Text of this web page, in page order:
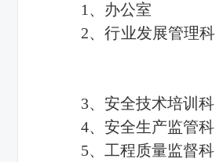
1、办公室
2、行业发
3、安全技术培训科
4、安全生产监管科
5、工程质量监督科